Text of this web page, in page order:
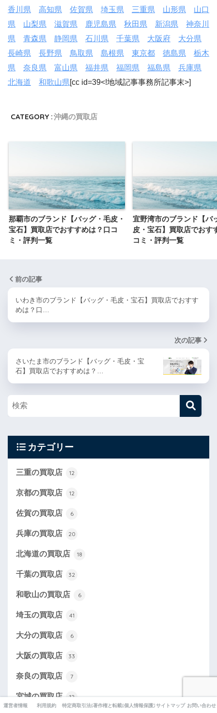
香川県
高知県 佐賀県 埼玉県 三重県 山形県
山口
県
山梨県 滋賀県 鹿児島県 秋田県 新潟県
神奈川
県
青森県 静岡県 石川県 千葉県 大阪府
大分県
長崎県
長野県 鳥取県 島根県 東京都 徳島県
栃木
県
奈良県 富山県 福井県 福岡県 福島県
兵庫県
北海道
和歌山県[cc id=39<!地域記事事務所記事末>]
CATEGORY :沖縄の買取店
那覇市のブランド【バッグ・毛皮・
宝石】買取店でおすすめは？口コ
ミ・評判一覧
宜野湾市のブランド【バ
皮・宝石】買取店でおす
コミ・評判一覧
前の記事
いわき市のブランド【バッグ・毛皮・宝石】買取店でおすす
めは？口…
次の記事
さいたま市のブランド【バッグ・毛皮・宝
石】買取店でおすすめは？…
カテゴリー
三重の買取店 12
京都の買取店 12
佐賀の買取店 6
兵庫の買取店 20
北海道の買取店 18
千葉の買取店 32
和歌山の買取店 6
埼玉の買取店 41
大分の買取店 6
大阪の買取店 33
奈良の買取店 7
宮城の買取店 12
運営者情報 利用規約 特定商取引法に基づく表記
著作権と転載について個人情報保護方針サイトマップ お問い合わせ